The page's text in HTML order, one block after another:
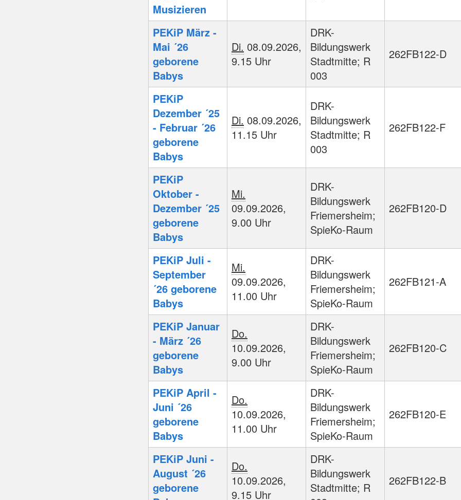
Musizieren
PEKiP März -
Mai ´26
geborene
Babys
Di. 08.09.2026,
9.15 Uhr
DRK-
Bildungswerk
Stadtmitte; R
003
262FB122-D
PEKiP
Dezember ´25
- Februar ´26
geborene
Babys
Di. 08.09.2026,
11.15 Uhr
DRK-
Bildungswerk
Stadtmitte; R
003
262FB122-F
PEKiP
Oktober -
Dezember ´25
geborene
Babys
Mi.
09.09.2026,
9.00 Uhr
DRK-
Bildungswerk
Friemersheim;
SpieKo-Raum
262FB120-D
PEKiP Juli -
September
´26 geborene
Babys
Mi.
09.09.2026,
11.00 Uhr
DRK-
Bildungswerk
Friemersheim;
SpieKo-Raum
262FB121-A
PEKiP Januar
- März ´26
geborene
Babys
Do.
10.09.2026,
9.00 Uhr
DRK-
Bildungswerk
Friemersheim;
SpieKo-Raum
262FB120-C
PEKiP April -
Juni ´26
geborene
Babys
Do.
10.09.2026,
11.00 Uhr
DRK-
Bildungswerk
Friemersheim;
SpieKo-Raum
262FB120-E
PEKiP Juni -
August ´26
geborene
Do.
10.09.2026,
9.15 Uhr
DRK-
Bildungswerk
Stadtmitte; R
262FB122-B